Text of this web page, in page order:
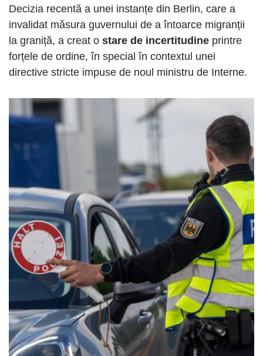
Decizia recentă a unei instanțe din Berlin, care a
invalidat măsura guvernului de a întoarce migranții
la graniță, a creat o stare de incertitudine printre
forțele de ordine, în special în contextul unei
directive stricte impuse de noul ministru de Interne.